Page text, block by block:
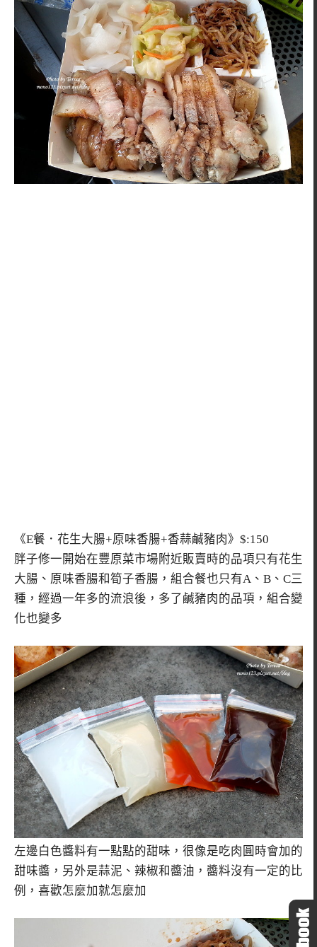
《E餐．花生大腸+原味香腸+香蒜鹹豬肉》$:150
胖子修一開始在豐原菜市場附近販賣時的品項只有花生
大腸、原味香腸和筍子香腸，組合餐也只有A、B、C三
種，經過一年多的流浪後，多了鹹豬肉的品項，組合變
化也變多
左邊白色醬料有一點點的甜味，很像是吃肉圓時會加的
甜味醬，另外是蒜泥、辣椒和醬油，醬料沒有一定的比
例，喜歡怎麼加就怎麼加